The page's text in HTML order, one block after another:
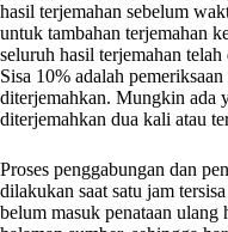
hasil terjemahan sebelum
untuk tambahan terjemahan
seluruh hasil terjemahan
Sisa 10% adalah
diterjemahkan. Mungkin ada
diterjemahkan dua kali atau
Proses penggabungan dan
dilakukan saat satu jam
belum masuk penataan ulang